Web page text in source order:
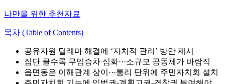
나만을 위한 추천자료
목차 (Table of Contents)
공유자원 딜레마 해결에 ‘자치적 관리’ 방안 제시
집단 클수록 무임승차 심화···소규모 공동체가 바람직
읍면동은 이해관계 상이···통리 단위에 주민자치회 설치